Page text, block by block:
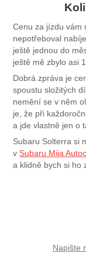
Cenu za jízdu vám
nepotřeboval
ještě jednou do
ještě mě zbylo asi
Dobrá zpráva je
spoustu složitých
nemění se v něm
je, že při
a jde vlastně jen o
Subaru Solterra si
v Subaru Mija
a klidně bych si ho
Napište